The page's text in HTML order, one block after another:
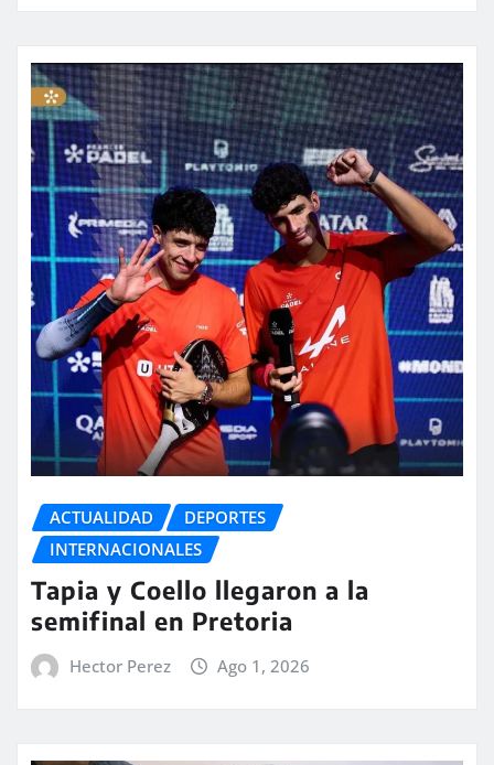
ACTUALIDAD
DEPORTES
INTERNACIONALES
Tapia y Coello llegaron a la
semifinal en Pretoria
Hector Perez Ago 1, 2026